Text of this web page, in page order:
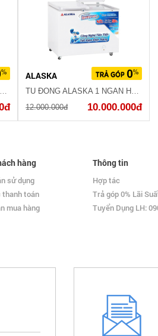
TỦ ĐÔNG SANAKY 400 LIT VH-4099A1
ALASKA
TỦ ĐÔNG ALASKA 1 NGĂN HB-550N
12.000.000đ
10.000.000đ
hàng
sử dụng
thanh toán
mua hàng
Thông tin
Hợp tác
Trả góp 0% Lãi
Tuyển Dụng LH: